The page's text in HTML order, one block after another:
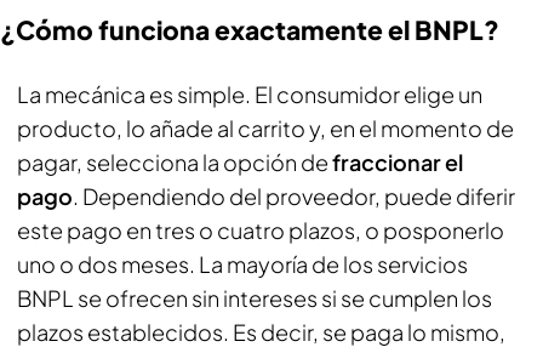
¿Cómo funciona exactamente el BNPL?
La mecánica es simple. El consumidor elige un
producto, lo añade al carrito y, en el momento de
pagar, selecciona la opción defraccionar el
pago. Dependiendo del proveedor, puede diferir
este pago en tres o cuatro plazos, o posponerlo
uno o dos meses. La mayoría de los servicios
BNPL se ofrecen sin intereses si se cumplen los
plazos establecidos. Es decir, se paga lo mismo,